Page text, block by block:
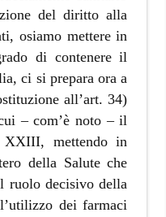
del diritto alla
osiamo mettere in
di contenere il
ci si prepara ora a
all’art. 34)
– com’è noto – il
XXIII, mettendo in
della Salute che
ruolo decisivo della
dei farmaci